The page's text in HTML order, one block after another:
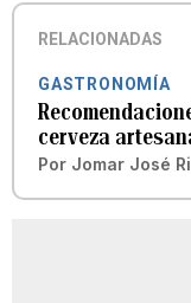
RELACIONADAS
GASTRONOMÍA
cerveza
Por Jomar José